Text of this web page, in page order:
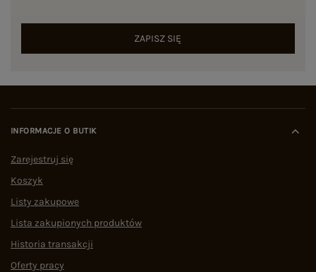
ZAPISZ SIĘ
INFORMACJE O BUTIK
Zarejestruj się
Koszyk
Listy zakupowe
Lista zakupionych produktów
Historia transakcji
Oferty pracy